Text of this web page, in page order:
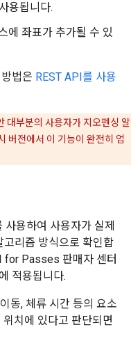
용됩니다.
에 좌표가 추가될 수 있
법은 REST API를 사용
대부분의 사용자가 지오펜싱 알
버전에서 이 기능이 완전히 업
용하여 사용자가 실제
리즘 방식으로 확인합
for Passes 판매자 센터
적용됩니다.
동, 체류 시간 등의 요소
치에 있다고 판단되면